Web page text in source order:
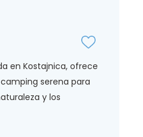
en Kostajnica, ofrece
serena para
y los